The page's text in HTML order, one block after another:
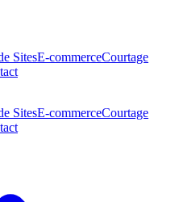
SitesE-commerceCourtage
SitesE-commerceCourtage